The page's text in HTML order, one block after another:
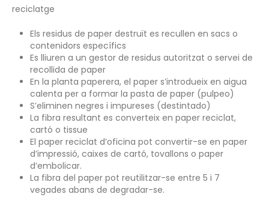
reciclatge
Els residus de paper destruït es recullen en sacs o
contenidors específics
Es lliuren a un gestor de residus autoritzat o servei de
recollida de paper
En la planta paperera, el paper s’introdueix en aigua
calenta per a formar la pasta de paper (pulpeo)
S’eliminen negres i impureses (destintado)
La fibra resultant es converteix en paper reciclat,
cartó o tissue
El paper reciclat d’oficina pot convertir-se en paper
d’impressió, caixes de cartó, tovallons o paper
d’embolicar.
La fibra del paper pot reutilitzar-se entre 5 i 7
vegades abans de degradar-se.